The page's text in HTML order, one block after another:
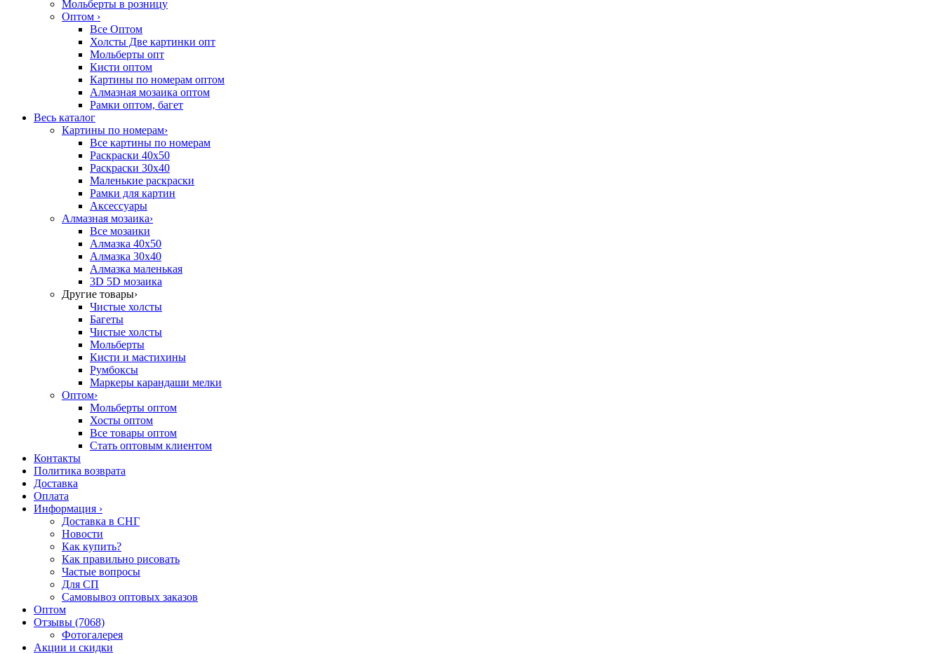
Мольберты в розницу
Оптом ›
Все Оптом
Холсты Две картинки опт
Мольберты опт
Кисти оптом
Картины по номерам оптом
Алмазная мозаика оптом
Рамки оптом, багет
Весь каталог
Картины по номерам›
Все картины по номерам
Раскраски 40х50
Раскраски 30х40
Маленькие раскраски
Рамки для картин
Аксессуары
Алмазная мозаика›
Все мозаики
Алмазка 40х50
Алмазка 30х40
Алмазка маленькая
3D 5D мозаика
Другие товары›
Чистые холсты
Багеты
Чистые холсты
Мольберты
Кисти и мастихины
Румбоксы
Маркеры карандаши мелки
Оптом›
Мольберты оптом
Хосты оптом
Все товары оптом
Стать оптовым клиентом
Контакты
Политика возврата
Доставка
Оплата
Информация ›
Доставка в СНГ
Новости
Как купить?
Как правильно рисовать
Частые вопросы
Для СП
Самовывоз оптовых заказов
Оптом
Отзывы (7068)
Фотогалерея
Акции и скидки